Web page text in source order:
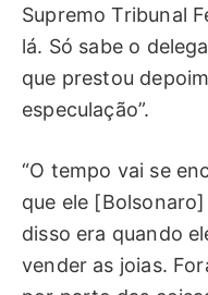
Supremo Tribunal
lá. Só sabe o
que prestou
especulação”.
“O tempo vai se
que ele
disso era quando
vender as joias.